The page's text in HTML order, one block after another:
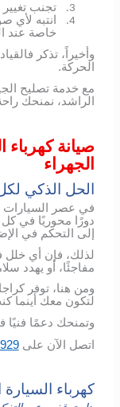
3. تجنب
4.
انتبه
خاصة عند
وأخيراً، تذكر
الحركة.
مع خدمة تصليح
الراشد، نمنحك
صيانة كهرباء
الجهراء
الحل الذكي
في عصر السيارات
دورًا محوريًا في
إلى التحكم في
لذلك، فإن أي خلل
مفاجئًا، أو يهدد
ومن هنا، توفر
لتكون معك أينما
وتمنحك دعمًا فنيًا
اتصل
الآن على
كهرباء